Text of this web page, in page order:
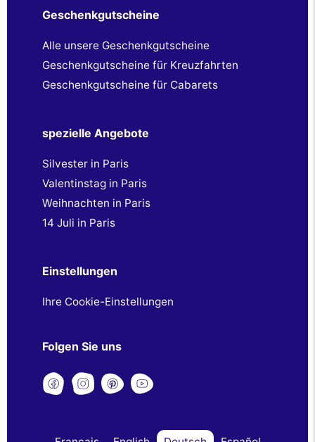
Geschenkgutscheine
Alle unsere Geschenkgutscheine
Geschenkgutscheine für Kreuzfahrten
Geschenkgutscheine für Cabarets
spezielle Angebote
Silvester in Paris
Valentinstag in Paris
Weihnachten in Paris
14 Juli in Paris
Einstellungen
Ihre Cookie-Einstellungen
Folgen Sie uns